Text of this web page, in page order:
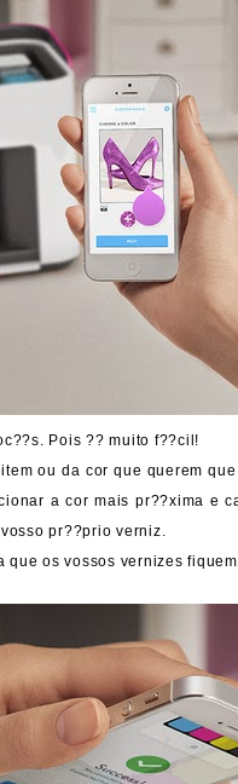
Pois ?? muito f??cil!
ou da cor que querem
a cor mais pr??xima e
pr??prio verniz.
que os vossos vernizes